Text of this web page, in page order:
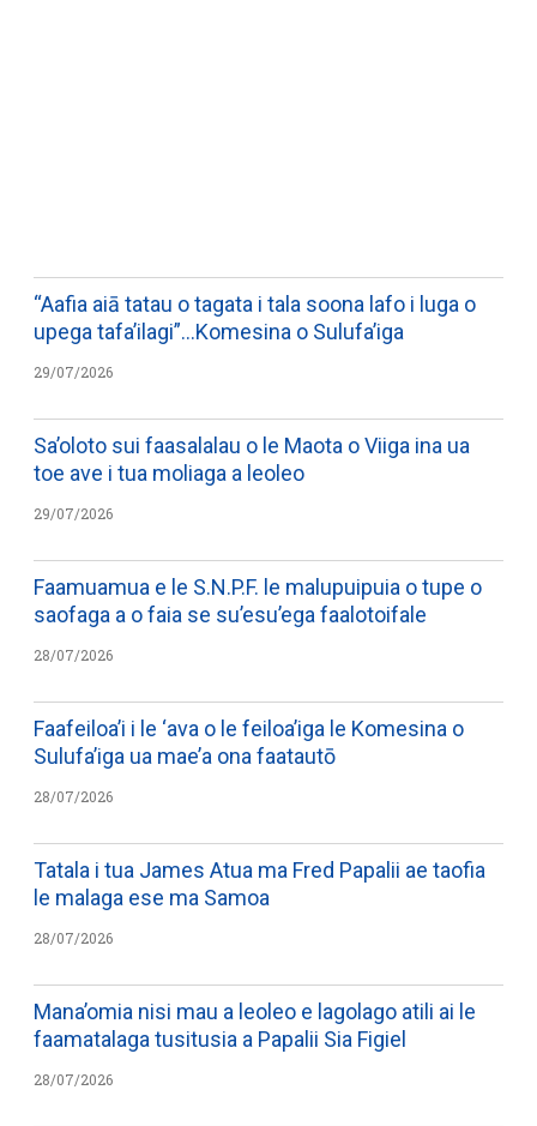
“Aafia aiā tatau o tagata i tala soona lafo i luga o
upega tafa’ilagi”…Komesina o Sulufa’iga
29/07/2026
Sa’oloto sui faasalalau o le Maota o Viiga ina ua
toe ave i tua moliaga a leoleo
29/07/2026
Faamuamua e le S.N.P.F. le malupuipuia o tupe o
saofaga a o faia se su’esu’ega faalotoifale
28/07/2026
Faafeiloa’i i le ‘ava o le feiloa’iga le Komesina o
Sulufa’iga ua mae’a ona faatautō
28/07/2026
Tatala i tua James Atua ma Fred Papalii ae taofia
le malaga ese ma Samoa
28/07/2026
Mana’omia nisi mau a leoleo e lagolago atili ai le
faamatalaga tusitusia a Papalii Sia Figiel
28/07/2026